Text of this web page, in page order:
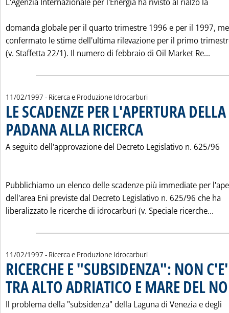
domanda globale per il quarto trimestre 1996 e per il 1997,
confermato le stime dell'ultima rilevazione per il primo
(v. Staffetta 22/1). Il numero di febbraio di Oil Market Re...
11/02/1997 - Ricerca e Produzione Idrocarburi
LE SCADENZE PER L'APERTURA
PADANA ALLA RICERCA
A seguito dell'approvazione del Decreto Legislativo n. 625/96
Pubblichiamo un elenco delle scadenze più immediate per
dell'area Eni previste dal Decreto Legislativo n. 625/96 che ha
liberalizzato le ricerche di idrocarburi (v. Speciale ricerche...
11/02/1997 - Ricerca e Produzione Idrocarburi
RICERCHE E "SUBSIDENZA": NON
TRA ALTO ADRIATICO E MARE DEL
Il problema della "subsidenza" della Laguna di Venezia e degli